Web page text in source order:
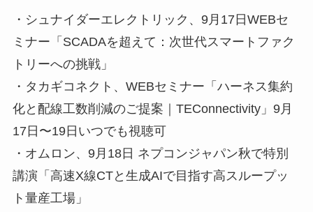
・シュナイダーエレクトリック、9月17日WEBセ
ミナー「SCADAを超えて：次世代スマートファク
トリーへの挑戦」
・タカギコネクト、WEBセミナー「ハーネス集約
化と配線工数削減のご提案｜TEConnectivity」9月
17日〜19日いつでも視聴可
・オムロン、9月18日 ネプコンジャパン秋で特別
講演「高速X線CTと生成AIで目指す高スループッ
ト量産工場」